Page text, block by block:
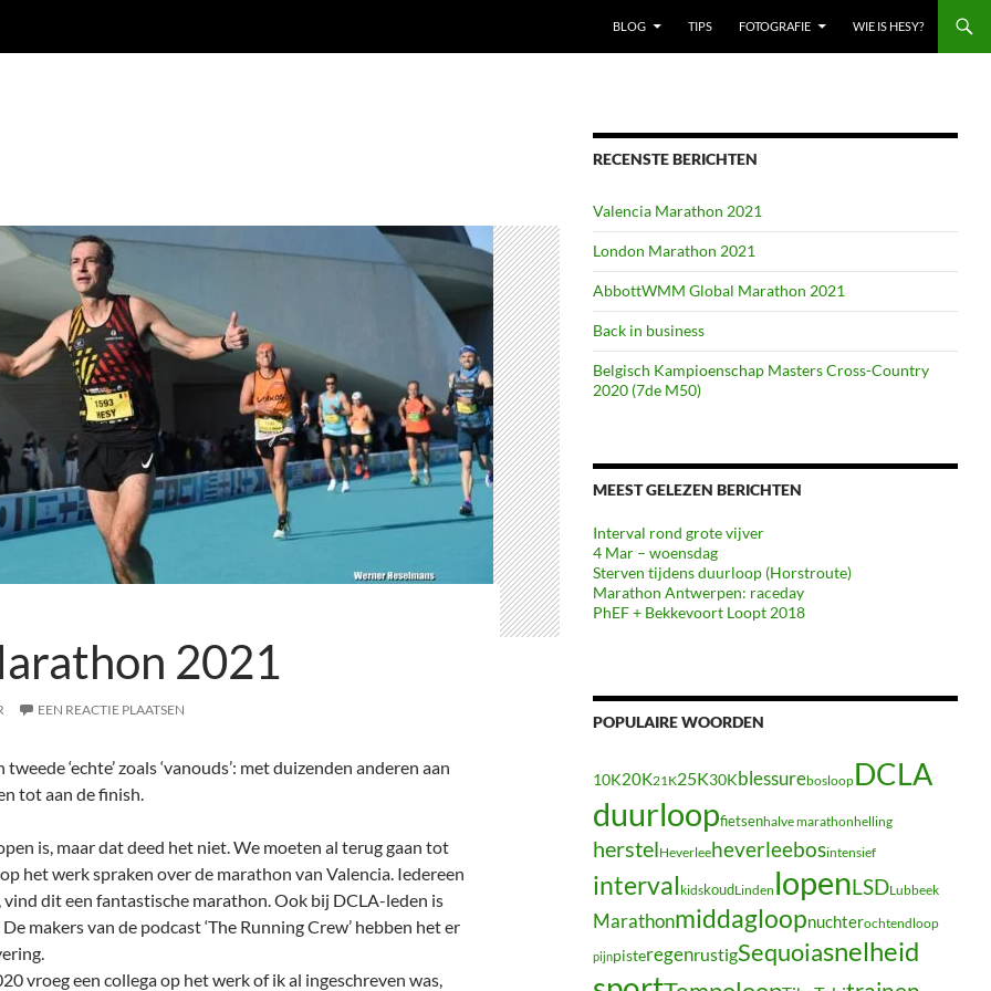
BLOG TIPS FOTOGRAFIE WIE IS HESY?
2021
EEN REACTIE PLAATSEN
‘echte’ zoals ‘vanouds’: met duizenden anderen aan
tot aan de finish.
is, maar dat deed het niet. We moeten al terug gaan tot
het werk spraken over de marathon van Valencia. Iedereen
dit een fantastische marathon. Ook bij DCLA-leden is
makers van de podcast ‘The Running Crew’ hebben het er
vroeg een collega op het werk of ik al ingeschreven was,
RECENSTE BERICHTEN
Valencia Marathon 2021
London Marathon 2021
AbbottWMM Global Marathon 2021
Back in business
Belgisch Kampioenschap Masters Cross-Country
2020 (7de M50)
MEEST GELEZEN BERICHTEN
Interval rond grote vijver
4 Mar – woensdag
Sterven tijdens duurloop (Horstroute)
Marathon Antwerpen: raceday
PhEF + Bekkevoort Loopt 2018
POPULAIRE WOORDEN
10K20K21K25K30KblessurebosloopDCLA
duurloopfietsenhalve marathonhelling
herstelHeverleeheverleebosintensief
interval kidskoudLinden lopenLSDLubbeek
Marathonmiddagloopnuchterochtendloop
pijnpisteregenrustigSequoiasnelheid